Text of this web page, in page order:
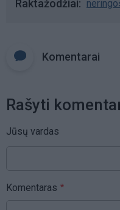
Raktažodžiai
Komentarai
Rašyti
Jūsų vardas
Komentaras